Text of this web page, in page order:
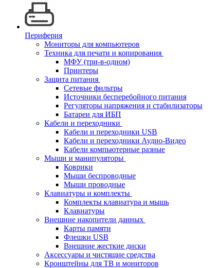
Периферия
Мониторы для компьютеров
Техника для печати и копирования
МФУ (три-в-одном)
Принтеры
Защита питания
Сетевые фильтры
Источники бесперебойного питания
Регуляторы напряжения и стабилизаторы
Батареи для ИБП
Кабели и переходники
Кабели и переходники USB
Кабели и переходники Аудио-Видео
Кабели компьютерные разные
Мыши и манипуляторы
Коврики
Мыши беспроводные
Мыши проводные
Клавиатуры и комплекты
Комплекты клавиатура и мышь
Клавиатуры
Внешние накопители данных
Карты памяти
Флешки USB
Внешние жесткие диски
Аксессуары и чистящие средства
Кронштейны для ТВ и мониторов